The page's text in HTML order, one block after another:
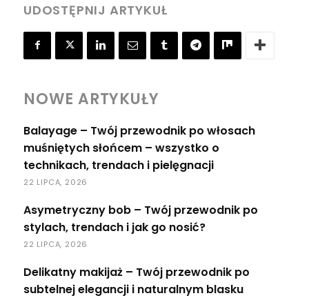
UDOSTĘPNIJ ARTYKUŁ
NOWE ARTYKUŁY
Balayage – Twój przewodnik po włosach
muśniętych słońcem – wszystko o
technikach, trendach i pielęgnacji
22 LIPCA, 2026
Asymetryczny bob – Twój przewodnik po
stylach, trendach i jak go nosić?
22 LIPCA, 2026
Delikatny makijaż – Twój przewodnik po
subtelnej elegancji i naturalnym blasku